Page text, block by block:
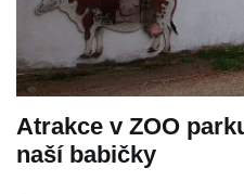
Atrakce v ZOO
naší babičky